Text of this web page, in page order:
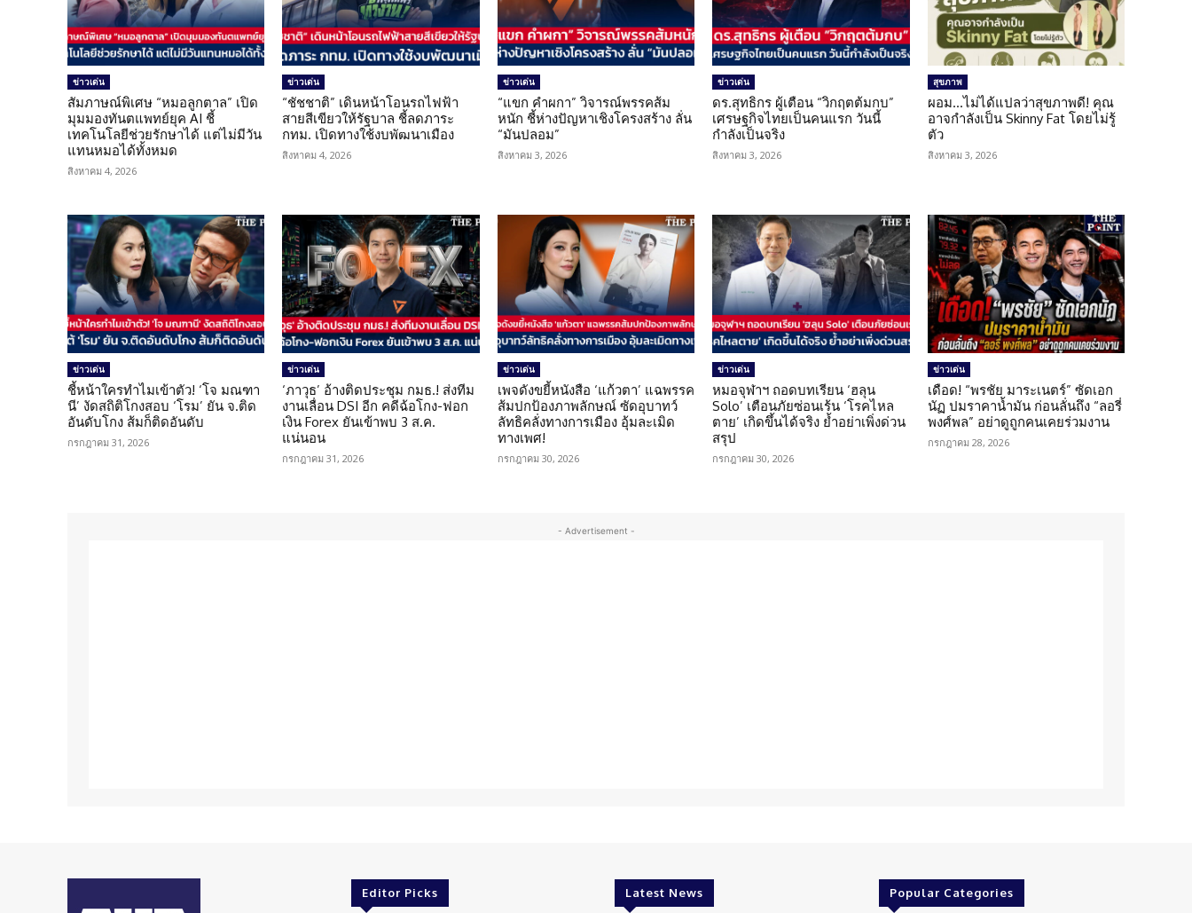
ข่าวเด่น
สัมภาษณ์พิเศษ “หมอลูกตาล” เปิด
มุมมองทันตแพทย์ยุค AI ชี้
เทคโนโลยีช่วยรักษาได้ แต่ไม่มีวัน
แทนหมอได้ทั้งหมด
สิงหาคม 4, 2026
ข่าวเด่น
“ชัชชาติ” เดินหน้าโอนรถไฟฟ้า
สายสีเขียวให้รัฐบาล ชี้ลดภาระ
กทม. เปิดทางใช้งบพัฒนาเมือง
สิงหาคม 4, 2026
ข่าวเด่น
“แขก คำผกา” วิจารณ์พรรคส้ม
หนัก ชี้ห่างปัญหาเชิงโครงสร้าง ลั่น
“มันปลอม”
สิงหาคม 3, 2026
ข่าวเด่น
ดร.สุทธิกร ผู้เตือน “วิกฤตต้มกบ”
เศรษฐกิจไทยเป็นคนแรก วันนี้
กำลังเป็นจริง
สิงหาคม 3, 2026
สุขภาพ
ผอม…ไม่ได้แปลว่าสุขภาพดี! คุณ
อาจกำลังเป็น Skinny Fat โดยไม่รู้
ตัว
สิงหาคม 3, 2026
ข่าวเด่น
ชี้หน้าใครทำไมเข้าตัว! ‘โจ มณฑา
นี’ งัดสถิติโกงสอบ ‘โรม’ ยัน จ.ติด
อันดับโกง ส้มก็ติดอันดับ
กรกฎาคม 31, 2026
ข่าวเด่น
‘ภาวุธ’ อ้างติดประชุม กมธ.! ส่งทีม
งานเลื่อน DSI อีก คดีฉ้อโกง-ฟอก
เงิน Forex ยันเข้าพบ 3 ส.ค.
แน่นอน
กรกฎาคม 31, 2026
ข่าวเด่น
เพจดังขยี้หนังสือ ‘แก้วตา’ แฉพรรค
ส้มปกป้องภาพลักษณ์ ซัดอุบาทว์
ลัทธิคลั่งทางการเมือง อุ้มละเมิด
ทางเพศ!
กรกฎาคม 30, 2026
ข่าวเด่น
หมอจุฬาฯ ถอดบทเรียน ‘ฮลุน
Solo’ เตือนภัยซ่อนเร้น ‘โรคไหล
ตาย’ เกิดขึ้นได้จริง ย้ำอย่าเพิ่งด่วน
สรุป
กรกฎาคม 30, 2026
ข่าวเด่น
เดือด! “พรชัย มาระเนตร์” ซัดเอก
นัฏ ปมราคาน้ำมัน ก่อนลั่นถึง “ลอรี่
พงศ์พล” อย่าดูถูกคนเคยร่วมงาน
กรกฎาคม 28, 2026
- Advertisement -
Editor Picks Latest News Popular Categories